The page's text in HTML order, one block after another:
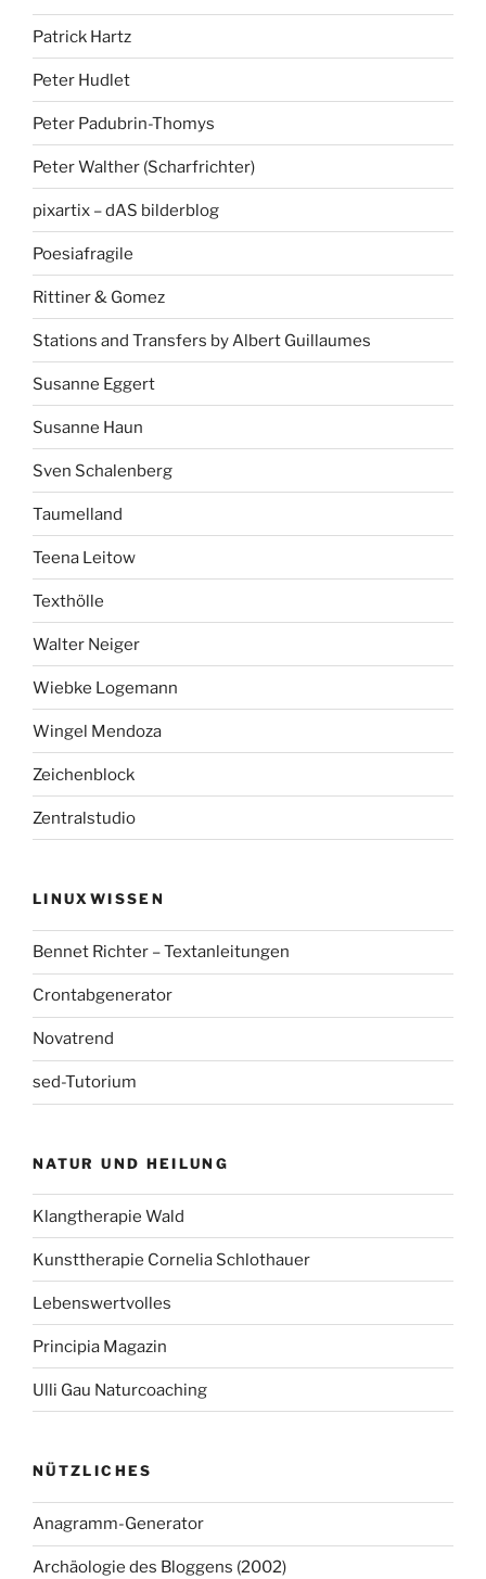
Patrick Hartz
Peter Hudlet
Peter Padubrin-Thomys
Peter Walther (Scharfrichter)
pixartix – dAS bilderblog
Poesiafragile
Rittiner & Gomez
Stations and Transfers by Albert Guillaumes
Susanne Eggert
Susanne Haun
Sven Schalenberg
Taumelland
Teena Leitow
Texthölle
Walter Neiger
Wiebke Logemann
Wingel Mendoza
Zeichenblock
Zentralstudio
LINUXWISSEN
Bennet Richter – Textanleitungen
Crontabgenerator
Novatrend
sed-Tutorium
NATUR UND HEILUNG
Klangtherapie Wald
Kunsttherapie Cornelia Schlothauer
Lebenswertvolles
Principia Magazin
Ulli Gau Naturcoaching
NÜTZLICHES
Anagramm-Generator
Archäologie des Bloggens (2002)